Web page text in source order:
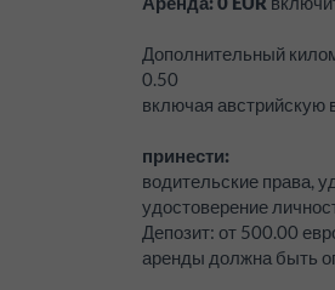
Дополнительный
0.50
включая австрийскую
принести:
водительские права,
удостоверение
Депозит: от 500.00
аренды должна быть